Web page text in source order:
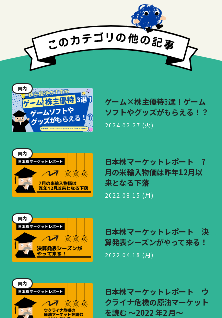
国内
ゲーム×株主優待3選！ゲーム
ソフトやグッズがもらえる！？
2024.02.27 (火)
国内
日本株マーケットレポート 7
月の米輸入物価は昨年12月以
来となる下落
2022.08.15 (月)
国内
日本株マーケットレポート 決
算発表シーズンがやって来る！
2022.04.18 (月)
国内
日本株マーケットレポート ウ
クライナ危機の原油マーケット
を読む ～2022 年2 月～